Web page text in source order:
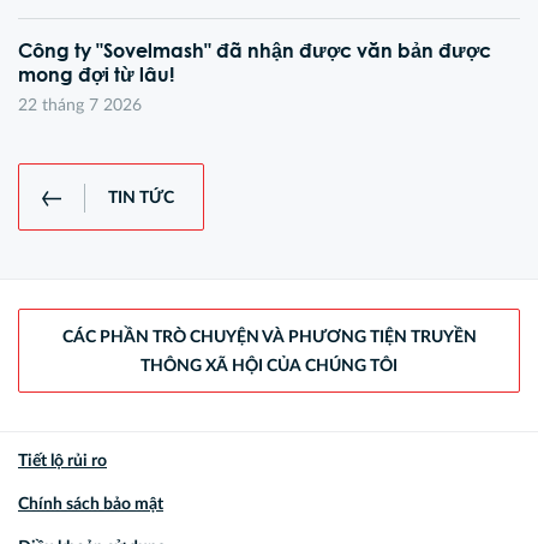
Công ty "Sovelmash" đã nhận được văn bản được
mong đợi từ lâu!
22 tháng 7 2026
TIN TỨC
CÁC PHẦN TRÒ CHUYỆN VÀ PHƯƠNG TIỆN TRUYỀN
THÔNG XÃ HỘI CỦA CHÚNG TÔI
Tiết lộ rủi ro
Chính sách bảo mật